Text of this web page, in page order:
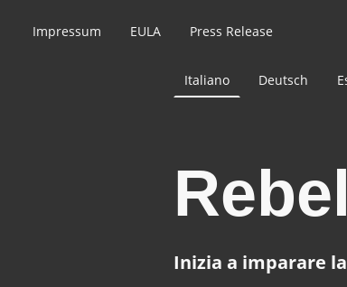
Impressum EULA Press Release
Italiano Deutsch
Inizia a imparare